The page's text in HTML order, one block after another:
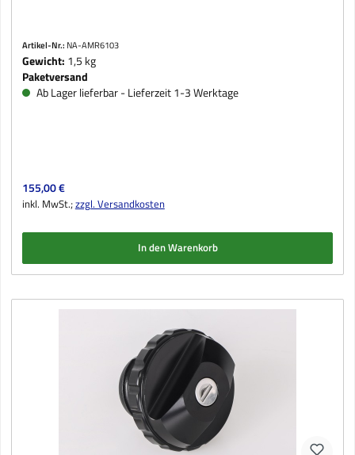
Artikel-Nr.: NA-AMR6103
Gewicht: 1,5 kg
Paketversand
Ab Lager lieferbar - Lieferzeit 1-3 Werktage
Regulärer Preis:
155,00 €
inkl. MwSt.;zzgl. Versandkosten
In den Warenkorb